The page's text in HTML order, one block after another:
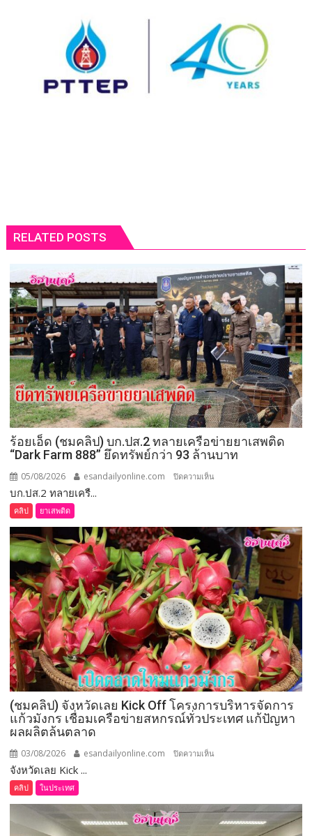
RELATED POSTS
ร้อยเอ็ด (ชมคลิป) บก.ปส.2 ทลายเครือข่ายยาเสพติด
“Dark Farm 888” ยึดทรัพย์กว่า 93 ล้านบาท
05/08/2026 esandailyonline.com ปิดความเห็น
บก.ปส.2
ทลาย
เครือ
ข่าย
ยา
เสพ
ติด
“Dark
Farm
888”
ยึด
ทรัพย์
กว่า
บก.ปส.2 ทลายเครื...
คลิป ยาเสพติด
(ชมคลิป) จังหวัดเลย Kick Off โครงการบริหารจัดการ
แก้วมังกร เชื่อมเครือข่ายสหกรณ์ทั่วประเทศ แก้ปัญหา
ผลผลิตล้นตลาด
03/08/2026 esandailyonline.com ปิดความเห็น
เลย
จังหวัดเลย Kick ...
คลิป ในประเทศ